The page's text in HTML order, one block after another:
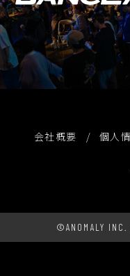
会社概要 個人
©ANOMALY INC.